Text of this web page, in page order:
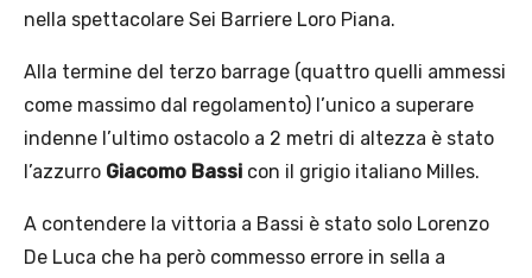
nella spettacolare Sei Barriere Loro Piana.
Alla termine del terzo barrage (quattro quelli ammessi
come massimo dal regolamento) l’unico a superare
indenne l’ultimo ostacolo a 2 metri di altezza è stato
l’azzurro Giacomo Bassi con il grigio italiano Milles.
A contendere la vittoria a Bassi è stato solo Lorenzo
De Luca che ha però commesso errore in sella a